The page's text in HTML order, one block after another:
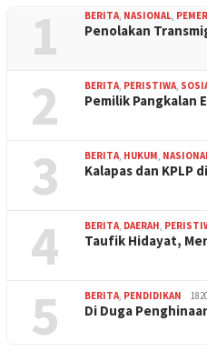
1 BERITA, NASIONAL,
Penolakan
2 BERITA, PERISTIWA,
Pemilik Pangkalan
3 BERITA, HUKUM,
Kalapas dan
4 BERITA, DAERAH,
Taufik Hidayat,
5 BERITA, PENDIDIKAN
Di Duga